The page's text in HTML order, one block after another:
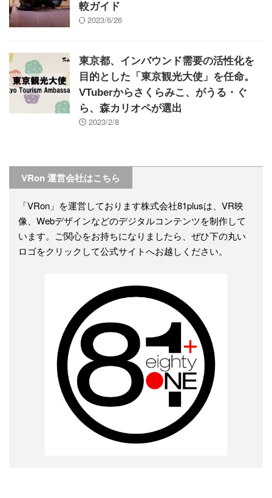
較ガイド
2023/6/26
東京都、インバウンド需要の活性化を
目的とした「東京観光大使」を任命。
VTuberからさくらみこ、がうる・ぐ
ら、森カリオペが選出
2023/2/8
VRon 運営会社はこちら
「VRon」を運営しております株式会社81plusは、VR映
像、Webデザインなどのデジタルコンテンツを制作して
います。ご関心をお持ちになりましたら、ぜひ下の丸い
ロゴをクリックして公式サイトへお越しください。